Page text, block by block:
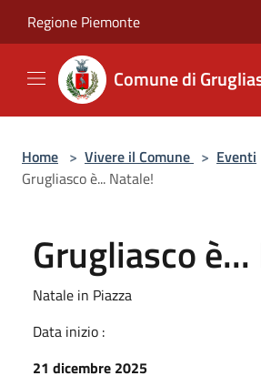
Regione Piemonte
Comune di
Home > Vivere il Comune > Eventi
Grugliasco è... Natale!
Grugliasco
Natale in Piazza
Data inizio :
21 dicembre 2025